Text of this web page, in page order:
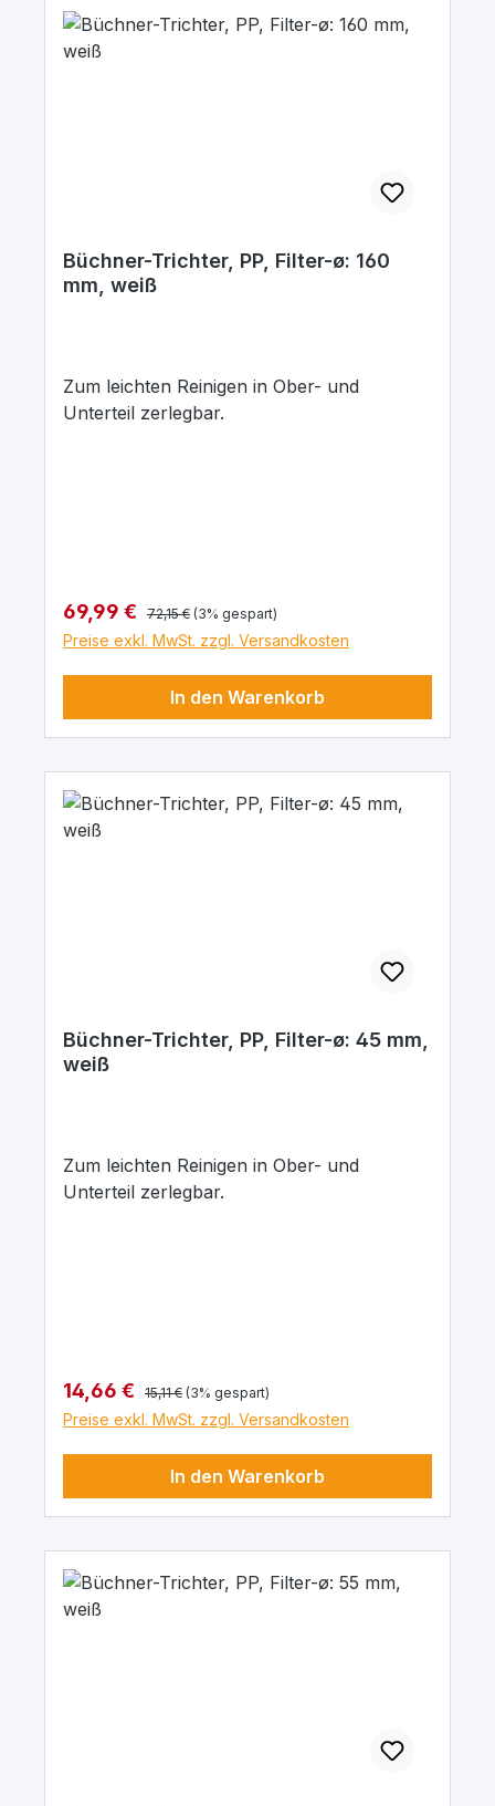
Büchner-Trichter, PP, Filter-ø: 160
mm, weiß
Zum leichten Reinigen in Ober- und
Unterteil zerlegbar.
Verkaufspreis:
69,99 € Regulärer Preis:
72,15 € (3% gespart)
Preise exkl. MwSt. zzgl. Versandkosten
In den Warenkorb
Büchner-Trichter, PP, Filter-ø: 45 mm,
weiß
Zum leichten Reinigen in Ober- und
Unterteil zerlegbar.
Verkaufspreis:
14,66 € Regulärer Preis:
15,11 € (3% gespart)
Preise exkl. MwSt. zzgl. Versandkosten
In den Warenkorb